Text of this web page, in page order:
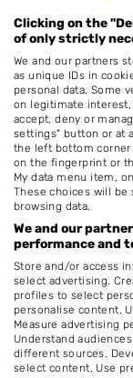
Clicking on the
of only strictly
We and our partners
as unique IDs in
personal data. Some
on legitimate
accept, deny or
settings" button or at
the left bottom corner
on the fingerprint or
My data menu item,
These choices will be
browsing data.
We and our
performance and
Store and/or access
select advertising.
profiles to select
personalise content.
Measure advertising
Understand
different sources.
select content. Use